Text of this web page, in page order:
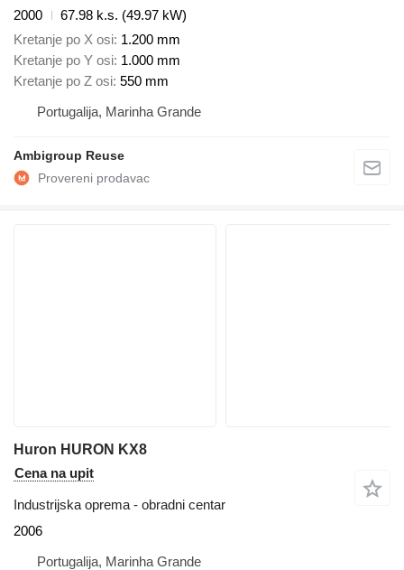
2000
67.98 k.s. (49.97 kW)
Kretanje po X osi 1.200 mm
Kretanje po Y osi 1.000 mm
Kretanje po Z osi 550 mm
Portugalija, Marinha Grande
Ambigroup Reuse
Huron HURON KX8
Cena na upit
Industrijska oprema - obradni centar
2006
Portugalija, Marinha Grande